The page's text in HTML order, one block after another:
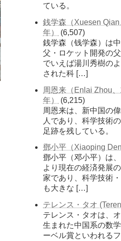
ている。
銭学森（Xuesen
年）
(6,507)
銭学森（钱学森）は
父・ロケット開発の
でいえば湯川秀樹の
された科 […]
周恩来（Enlai Zhou
年）
(6,215)
周恩来は、新中国の
人であり、科学技術
足跡を残している。
鄧小平（Xiaoping
鄧小平（邓小平）は
より現在の経済発展
家であり、科学技術
も大きな […]
テレンス・タオ
テレンス・タオは、
生まれた中国系の数
ーベル賞といわれる